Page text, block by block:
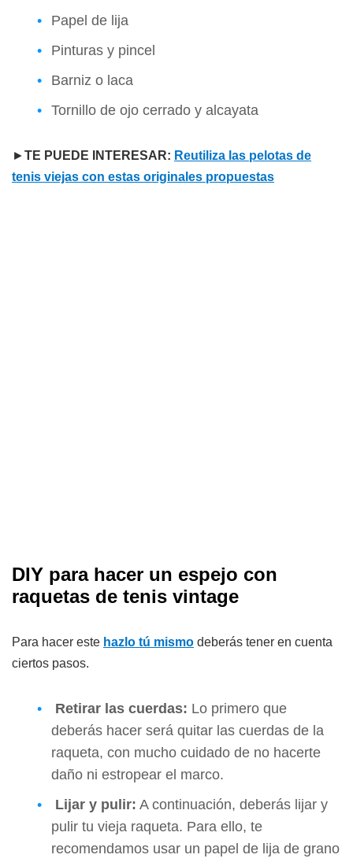
Papel de lija
Pinturas y pincel
Barniz o laca
Tornillo de ojo cerrado y alcayata
►TE PUEDE INTERESAR: Reutiliza las pelotas de
tenis viejas con estas originales propuestas
DIY para hacer un espejo con
raquetas de tenis vintage
Para hacer este hazlo tú mismo deberás tener en cuenta
ciertos pasos.
Retirar las cuerdas: Lo primero que
deberás hacer será quitar las cuerdas de la
raqueta, con mucho cuidado de no hacerte
daño ni estropear el marco.
Lijar y pulir: A continuación, deberás lijar y
pulir tu vieja raqueta. Para ello, te
recomendamos usar un papel de lija de grano